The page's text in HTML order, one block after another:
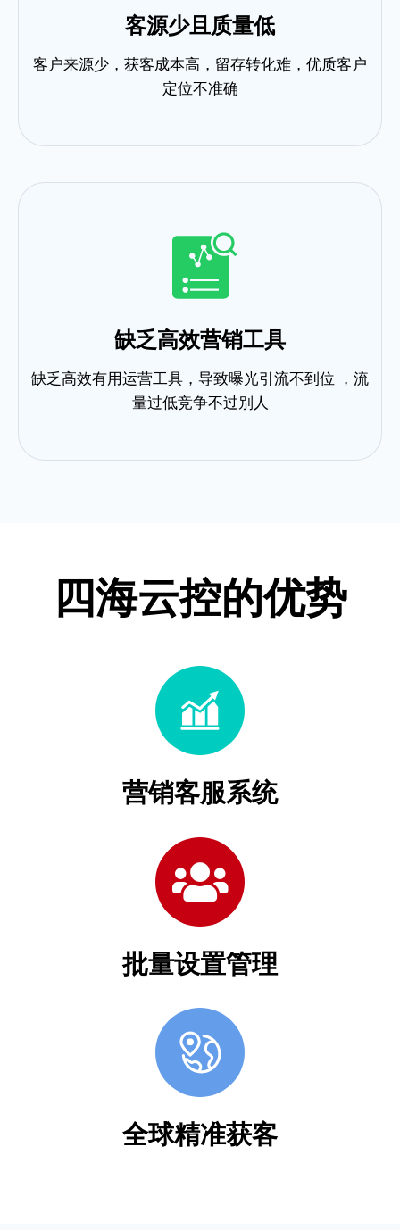
客源少且质量低
客户来源少，获客成本高，留存转化难，优质客户
定位不准确
缺乏高效营销工具
缺乏高效有用运营工具，导致曝光引流不到位 ，流
量过低竞争不过别人
四海云控的优势
营销客服系统
批量设置管理
全球精准获客